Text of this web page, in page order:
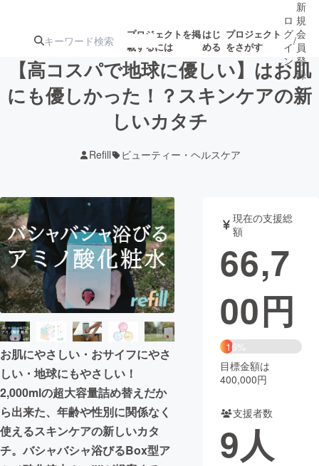
プロジェクトを掲
載するには
はじ
める
プロジェクト
をさがす
注目の新着プロ募集終了が近いプ
テクノロジー・ガジェット
映像・映画 書籍・雑誌
ビジネス・起業 チャレンジ
まちづくり・地域活性化
CAMPFIRE for Social Good
CAMPFIRE Creation
CAMPFIREふるさと納税machi-ya コミュニティ
ロ
グ
イ
ン
/
新
規
会
員
登
録
【高コスパで地球に優しい】はお肌
にも優しかった！？スキンケアの新
しいカタチ
Refill ビューティー・ヘルスケア
お肌にやさしい・おサイフにやさ
しい・地球にもやさしい！
2,000mlの超大容量詰め替えだか
ら出来た、年齢や性別に関係なく
使えるスキンケアの新しいカタ
チ。バシャバシャ浴びるBox型ア
現在の支援総
額
66,7
00円
16%
目標金額は
400,000円
支援者数
9人